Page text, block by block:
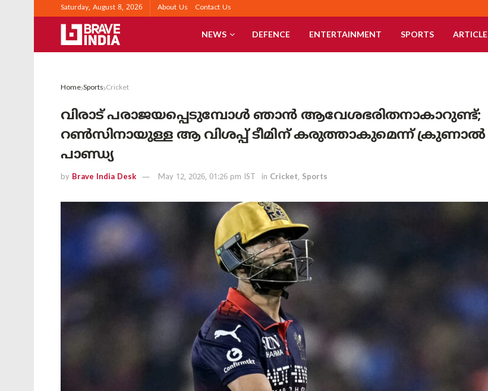
Saturday, August 8, 2026 About Us Contact Us
NEWS DEFENCE ENTERTAINMENT SPORTS ARTICLE
Home Sports Cricket
വിരാട് പരാജയപ്പെടുമ്പോൾ ഞാൻ ആവേശഭരിതനാകാറുണ്ട്;
റൺസിനായുള്ള ആ വിശപ്പ് ടീമിന് കരുത്താകുമെന്ന് ക്രുണാൽ
പാണ്ഡ്യ
by Brave India Desk May 12, 2026, 01:26 pm IST in Cricket, Sports